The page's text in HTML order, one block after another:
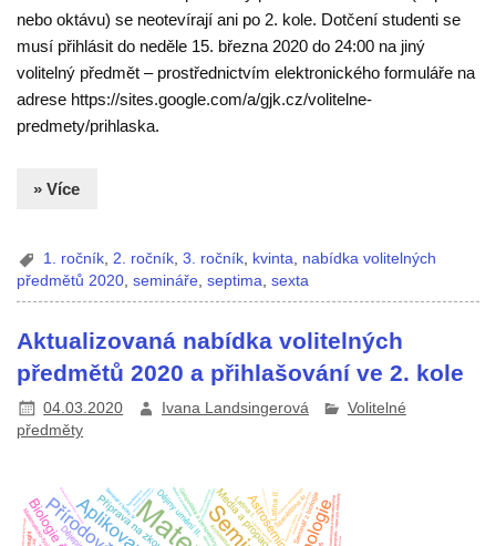
nebo oktávu) se neotevírají ani po 2. kole. Dotčení studenti se
musí přihlásit do neděle 15. března 2020 do 24:00 na jiný
volitelný předmět – prostřednictvím elektronického formuláře na
adrese https://sites.google.com/a/gjk.cz/volitelne-
predmety/prihlaska.
» Více
1. ročník 2. ročník ,3. ročník kvinta
nabídka volitelných
předmětů 2020 ,semináře ,septima ,sexta
Aktualizovaná nabídka volitelných
předmětů 2020 a přihlašování ve 2. kole
04.03.2020 Ivana Landsingerová
Volitelné
předměty